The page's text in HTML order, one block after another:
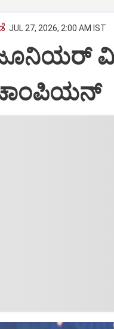
JUL 27, 2026, 2:00 AM IST